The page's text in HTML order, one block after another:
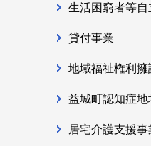
生活困窮者等
貸付事業
地域福祉権利擁
益城町認知症地
居宅介護支援事